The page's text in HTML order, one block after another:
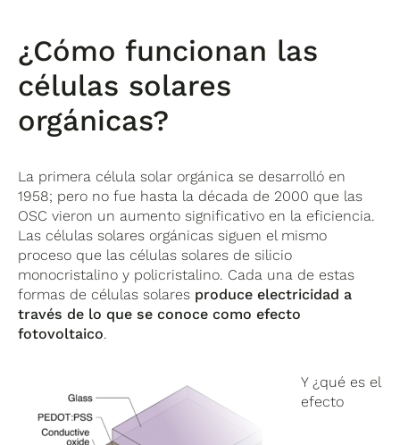
¿Cómo funcionan las
células solares
orgánicas?
La primera célula solar orgánica se desarrolló en
1958; pero no fue hasta la década de 2000 que las
OSC vieron un aumento significativo en la eficiencia.
Las células solares orgánicas siguen el mismo
proceso que las células solares de silicio
monocristalino y policristalino. Cada una de estas
formas de células solares produce electricidad a
través de lo que se conoce como efecto
fotovoltaico.
Y ¿qué es el
efecto